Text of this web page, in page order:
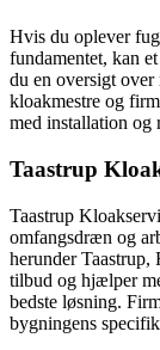
Hvis du oplever
fundamentet, kan
du en oversigt over
kloakmestre og
med installation
Taastrup
Taastrup
omfangsdræn og
herunder
tilbud og hjælper
bedste løsning.
bygningens